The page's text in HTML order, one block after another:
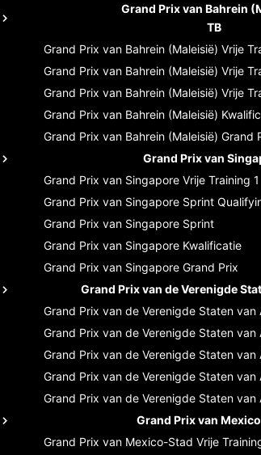
Grand Prix van Bahrein
TB
Grand Prix van Bahrein (Maleisië) Vrije
Grand Prix van Bahrein (Maleisië) Vrije
Grand Prix van Bahrein (Maleisië) Vrije
Grand Prix van Bahrein (Maleisië)
Grand Prix van Bahrein (Maleisië) Grand
Grand Prix van
Grand Prix van Singapore Vrije Training 1
Grand Prix van Singapore Sprint
Grand Prix van Singapore Sprint
Grand Prix van Singapore Kwalificatie
Grand Prix van Singapore Grand Prix
Grand Prix van de Verenigde
Grand Prix van de Verenigde Staten van
Grand Prix van de Verenigde Staten van
Grand Prix van de Verenigde Staten van
Grand Prix van de Verenigde Staten van
Grand Prix van de Verenigde Staten van
Grand Prix van
Grand Prix van Mexico-Stad Vrije